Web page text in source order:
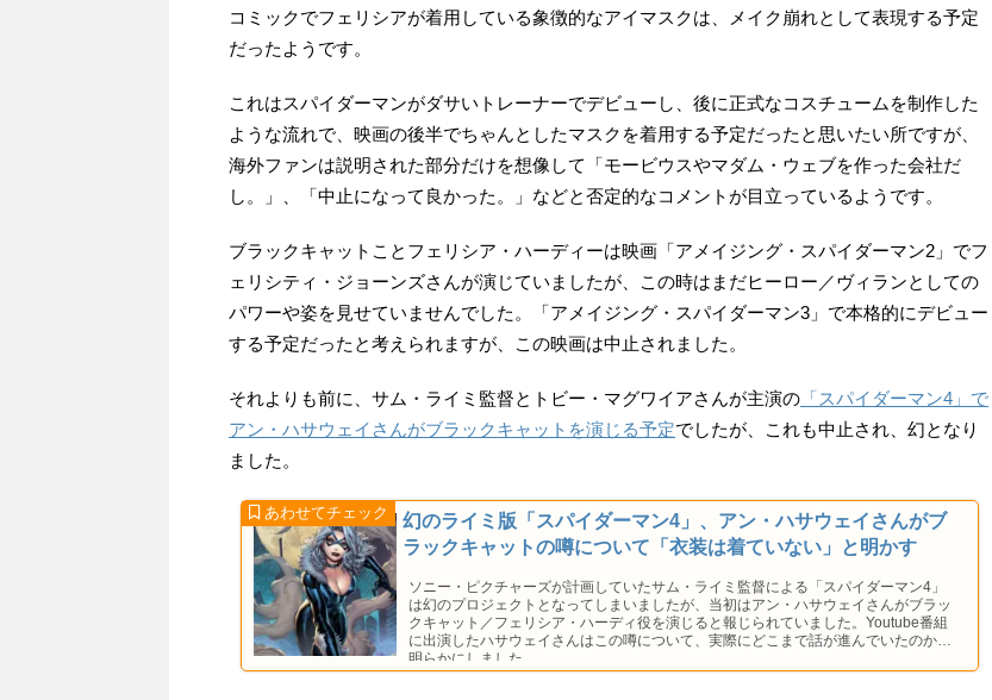
コミックでフェリシアが着用している象徴的なアイマスクは、メイク崩れとして表現する予定
だったようです。
これはスパイダーマンがダサいトレーナーでデビューし、後に正式なコスチュームを制作した
ような流れで、映画の後半でちゃんとしたマスクを着用する予定だったと思いたい所ですが、
海外ファンは説明された部分だけを想像して「モービウスやマダム・ウェブを作った会社だ
し。」、「中止になって良かった。」などと否定的なコメントが目立っているようです。
ブラックキャットことフェリシア・ハーディーは映画「アメイジング・スパイダーマン2」でフ
ェリシティ・ジョーンズさんが演じていましたが、この時はまだヒーロー／ヴィランとしての
パワーや姿を見せていませんでした。「アメイジング・スパイダーマン3」で本格的にデビュー
する予定だったと考えられますが、この映画は中止されました。
それよりも前に、サム・ライミ監督とトビー・マグワイアさんが主演の 「スパイダーマン4」で
アン・ハサウェイさんがブラックキャットを演じる予定でしたが、これも中止され、幻となり
ました。
幻のライミ版「スパイダーマン4」、アン・ハサウェイさんがブ
ラックキャットの噂について「衣装は着ていない」と明かす
ソニー・ピクチャーズが計画していたサム・ライミ監督による「スパイダーマン4」
は幻のプロジェクトとなってしまいましたが、当初はアン・ハサウェイさんがブラッ
クキャット／フェリシア・ハーディ役を演じると報じられていました。Youtube番組
に出演したハサウェイさんはこの噂について、実際にどこまで話が進んでいたのかを
明らかにしました。